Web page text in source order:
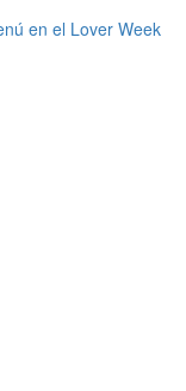
en el Lover Week